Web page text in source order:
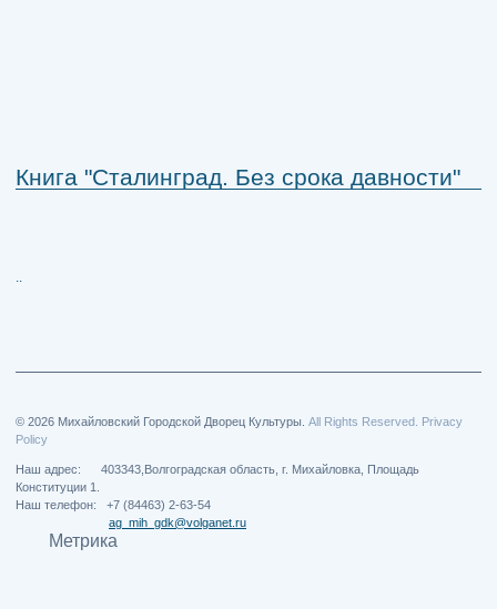
Книга "Сталинград. Без срока давности"
..
© 2026 Михайловский Городской Дворец Культуры. All Rights Reserved. Privacy
Policy
Наш адрес: 403343,Волгоградская область, г. Михайловка, Площадь
Конституции 1.
Наш телефон: +7 (84463) 2-63-54
ag_mih_gdk@volganet.ru
Метрика